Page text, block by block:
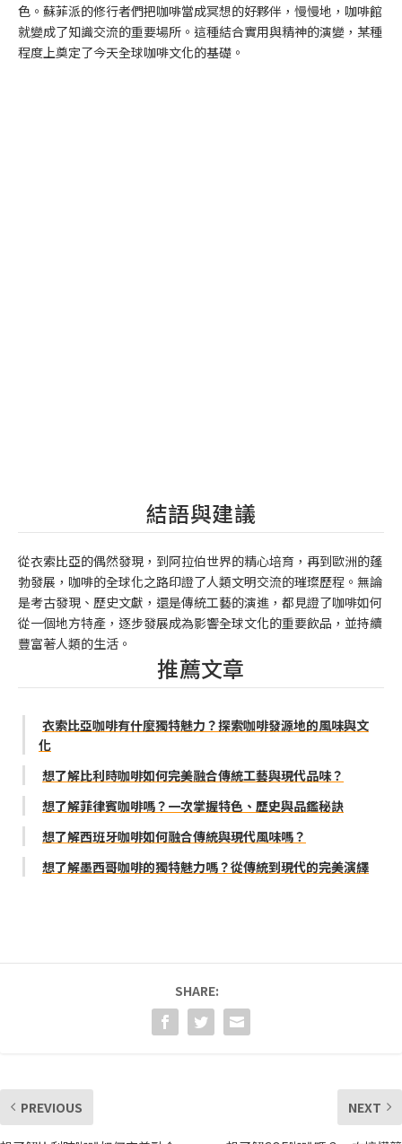
色。蘇菲派的修行者們把咖啡當成冥想的好夥伴，慢慢地，咖啡館
就變成了知識交流的重要場所。這種結合實用與精神的演變，某種
程度上奠定了今天全球咖啡文化的基礎。
結語與建議
從衣索比亞的偶然發現，到阿拉伯世界的精心培育，再到歐洲的蓬
勃發展，咖啡的全球化之路印證了人類文明交流的璀璨歷程。無論
是考古發現、歷史文獻，還是傳統工藝的演進，都見證了咖啡如何
從一個地方特產，逐步發展成為影響全球文化的重要飲品，並持續
豐富著人類的生活。
推薦文章
衣索比亞咖啡有什麼獨特魅力？探索咖啡發源地的風味與文
化
想了解比利時咖啡如何完美融合傳統工藝與現代品味？
想了解菲律賓咖啡嗎？一次掌握特色、歷史與品鑑秘訣
想了解西班牙咖啡如何融合傳統與現代風味嗎？
想了解墨西哥咖啡的獨特魅力嗎？從傳統到現代的完美演繹
SHARE:
PREVIOUS NEXT